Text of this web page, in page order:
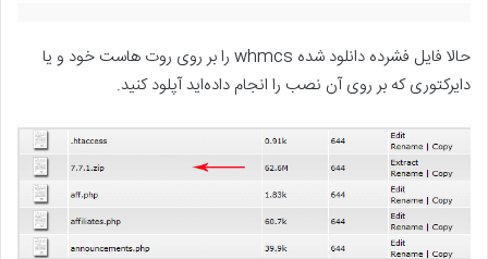
حالا فایل فشرده دانلود شده whmcs را بر روی روت هاست خود و یا
دایرکتوری که بر روی آن نصب را انجام داده‌اید آپلود کنید.